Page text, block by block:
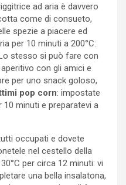
ad aria è davvero
come di consueto,
spezie a piacere ed
per 10 minuti a 200°C:
stesso si può fare con
con gli amici e
per uno snack goloso,
pop corn: impostate
10 minuti e preparatevi a
occupati e dovete
nel cestello della
per circa 12 minuti: vi
una bella insalatona,